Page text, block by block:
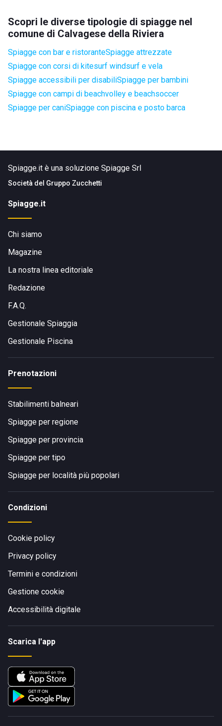
Scopri le diverse tipologie di spiagge nel
comune di Calvagese della Riviera
Spiagge con bar e ristoranteSpiagge attrezzate
Spiagge con corsi di kitesurf windsurf e vela
Spiagge accessibili per disabiliSpiagge per bambini
Spiagge con campi di beachvolley e beachsoccer
Spiagge per caniSpiagge con piscina e posto barca
Spiagge.it è una soluzione Spiagge Srl
Società del Gruppo Zucchetti
Spiagge.it
Chi siamo
Magazine
La nostra linea editoriale
Redazione
F.A.Q.
Gestionale Spiaggia
Gestionale Piscina
Prenotazioni
Stabilimenti balneari
Spiagge per regione
Spiagge per provincia
Spiagge per tipo
Spiagge per località più popolari
Condizioni
Cookie policy
Privacy policy
Termini e condizioni
Gestione cookie
Accessibilità digitale
Scarica l'app